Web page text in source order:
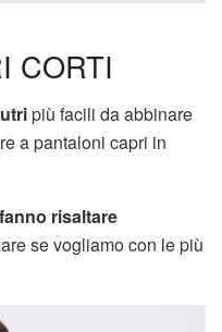
CORTI
più facili da abbinare
a pantaloni capri in
fanno risaltare
se vogliamo con le più